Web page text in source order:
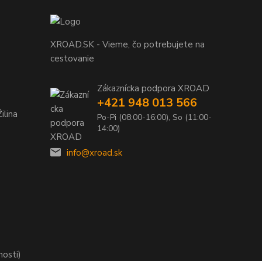
XROAD.SK - Vieme, čo potrebujete na
cestovanie
Zákaznícka podpora XROAD
+421 948 013 566
Po-Pi (08:00-16:00), So (11:00-
14:00)
info@xroad.sk